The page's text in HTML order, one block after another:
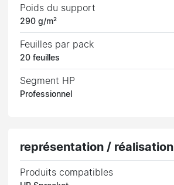
Poids du support
290 g/m²
Feuilles par pack
20 feuilles
Segment HP
Professionnel
représentation / réalisation
Produits compatibles